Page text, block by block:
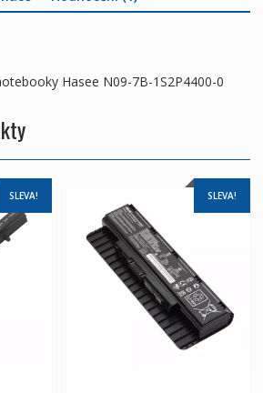
Hasee N09-7B-1S2P4400-0
SLEVA! SLEVA!